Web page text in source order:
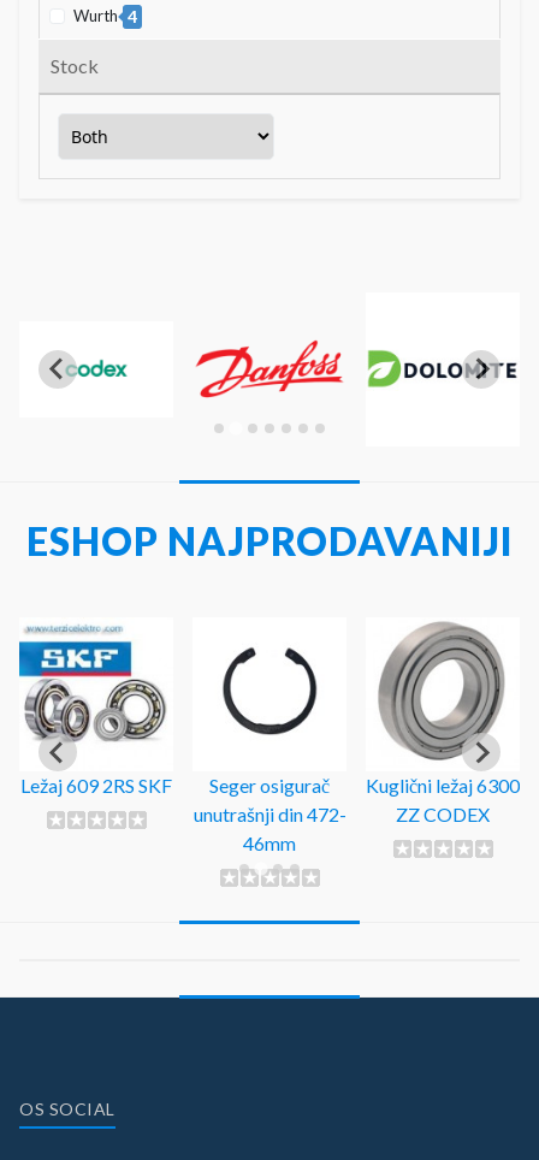
Wurth 4
Stock
ESHOP NAJPRODAVANIJI
Ležaj 609 2RS SKF
Seger osigurač
unutrašnji din 472-
46mm
Kuglični ležaj 6300
ZZ CODEX
OS SOCIAL